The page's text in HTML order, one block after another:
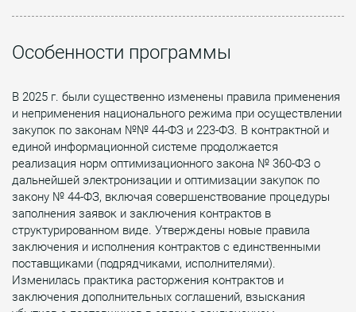
Особенности программы
В 2025 г. были существенно изменены правила применения
и неприменения национального режима при осуществлении
закупок по законам №№ 44-ФЗ и 223-ФЗ. В контрактной и
единой информационной системе продолжается
реализация норм оптимизационного закона № 360-ФЗ о
дальнейшей электронизации и оптимизации закупок по
закону № 44-ФЗ, включая совершенствование процедуры
заполнения заявок и заключения контрактов в
структурированном виде. Утверждены новые правила
заключения и исполнения контрактов с единственными
поставщиками (подрядчиками, исполнителями).
Изменилась практика расторжения контрактов и
заключения дополнительных соглашений, взыскания